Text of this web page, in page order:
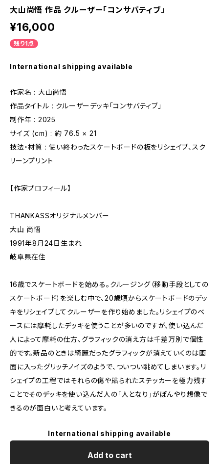
大山尚悟 作品 クルーザー「コンサバティブ」
¥16,000
残り1点
International shipping available
作家名 : 大山尚悟
作品タイトル : クルーザーデッキ「コンサバティブ」
制作年 : 2025
サイズ (cm) : 約 76.5 × 21
技法・材質 : 使い終わったスケートボードの板をリシェイプ、スク
リーンプリント
【作家プロフィール】
THANKASSオリジナルメンバー
大山 尚悟
1991年8月24日生まれ
岐阜県在住
16歳でスケートボードを始める。クルージング（移動手段としての
スケートボード）を楽しむ中で、20歳頃からスケートボードのデッ
キをリシェイプしてクルーザーを作り始めました。リシェイプのベ
ースには摩耗したデッキを使うことが多いのですが、使い込んだ
人によって摩耗の仕方、グラフィックの消え方は千差万別で個性
的です。新品のときは綺麗だったグラフィックが消えていくのは画
面に入ったグリッチノイズのようで、ついつい眺めてしまいます。リ
シェイプの工程ではそれらの傷や貼られたステッカーを極力残す
ことでそのデッキを使い込んだ人の「人となり」がぼんやり想像で
きるのが面白いと考えています。
International shipping available
Add to cart